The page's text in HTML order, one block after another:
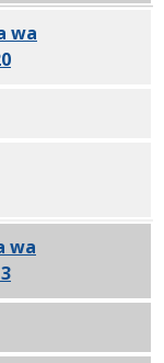
wa
, 2025 PDF
wa
, 2025 PDF